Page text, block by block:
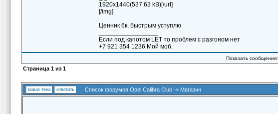
1920x1440(537.63 kB)[/url]
[/img]
Ценник 6к, быстрым уступлю
Если под капотом LET то проблем с разгоном нет
+7 921 354 1236 Мой моб.
Показать сообщения:
Страница 1из 1
новая тема ответить Список форумов Opel Calibra Club-> Магазин